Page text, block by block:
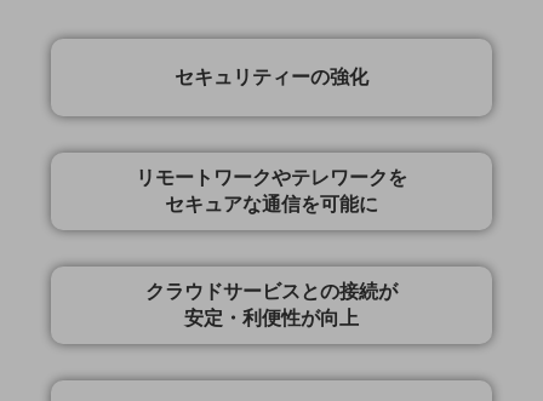
地域共創・地方創生
遠隔監視
顧客体験（CX）改善
セキュリティーの強化
リモートワークやテレワークを
セキュアな通信を可能に
クラウドサービスとの接続が
安定・利便性が向上